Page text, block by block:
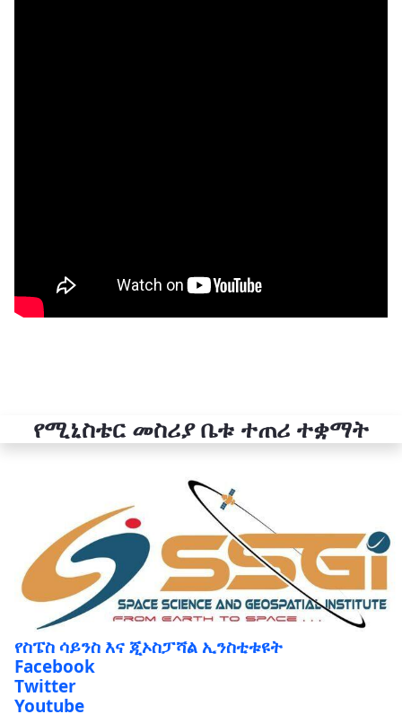
የስፔስ ሳይንስ እና ጂኦስፓሻል ኢንስቲቱዩት
Facebook
Twitter
Youtube